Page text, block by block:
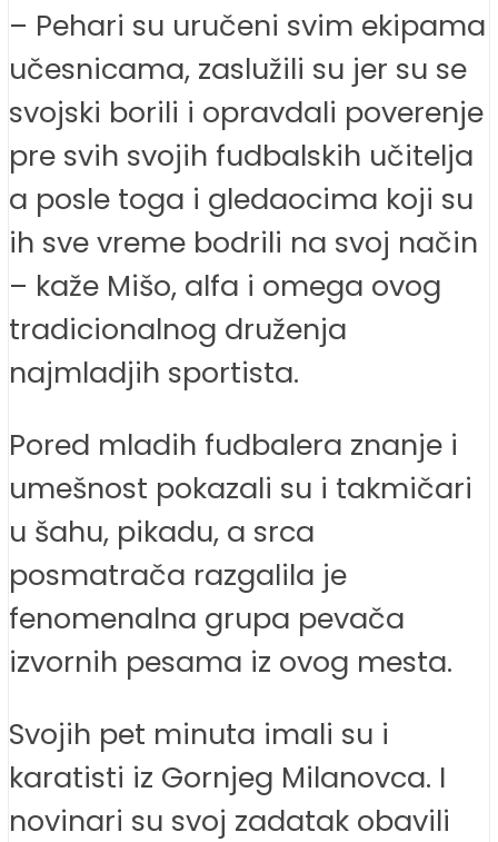
– Pehari su uručeni svim ekipama
učesnicama, zaslužili su jer su se
svojski borili i opravdali poverenje
pre svih svojih fudbalskih učitelja
a posle toga i gledaocima koji su
ih sve vreme bodrili na svoj način
– kaže Mišo, alfa i omega ovog
tradicionalnog druženja
najmladjih sportista.
Pored mladih fudbalera znanje i
umešnost pokazali su i takmičari
u šahu, pikadu, a srca
posmatrača razgalila je
fenomenalna grupa pevača
izvornih pesama iz ovog mesta.
Svojih pet minuta imali su i
karatisti iz Gornjeg Milanovca. I
novinari su svoj zadatak obavili